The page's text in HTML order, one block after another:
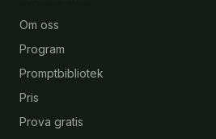
Om oss
Program
Promptbibliotek
Pris
Prova gratis